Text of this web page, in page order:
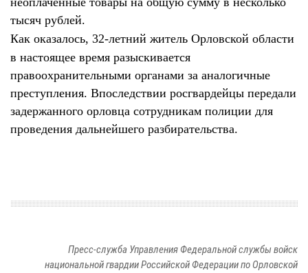
тысяч рублей.
Как оказалось, 32-летний житель Орловской области
в настоящее время разыскивается
правоохранительными органами за аналогичные
преступления. Впоследствии росгвардейцы передали
задержанного орловца сотрудникам полиции для
проведения дальнейшего разбирательства.
Пресс-служба Управления Федеральной службы войск
национальной гвардии Российской Федерации по Орловской